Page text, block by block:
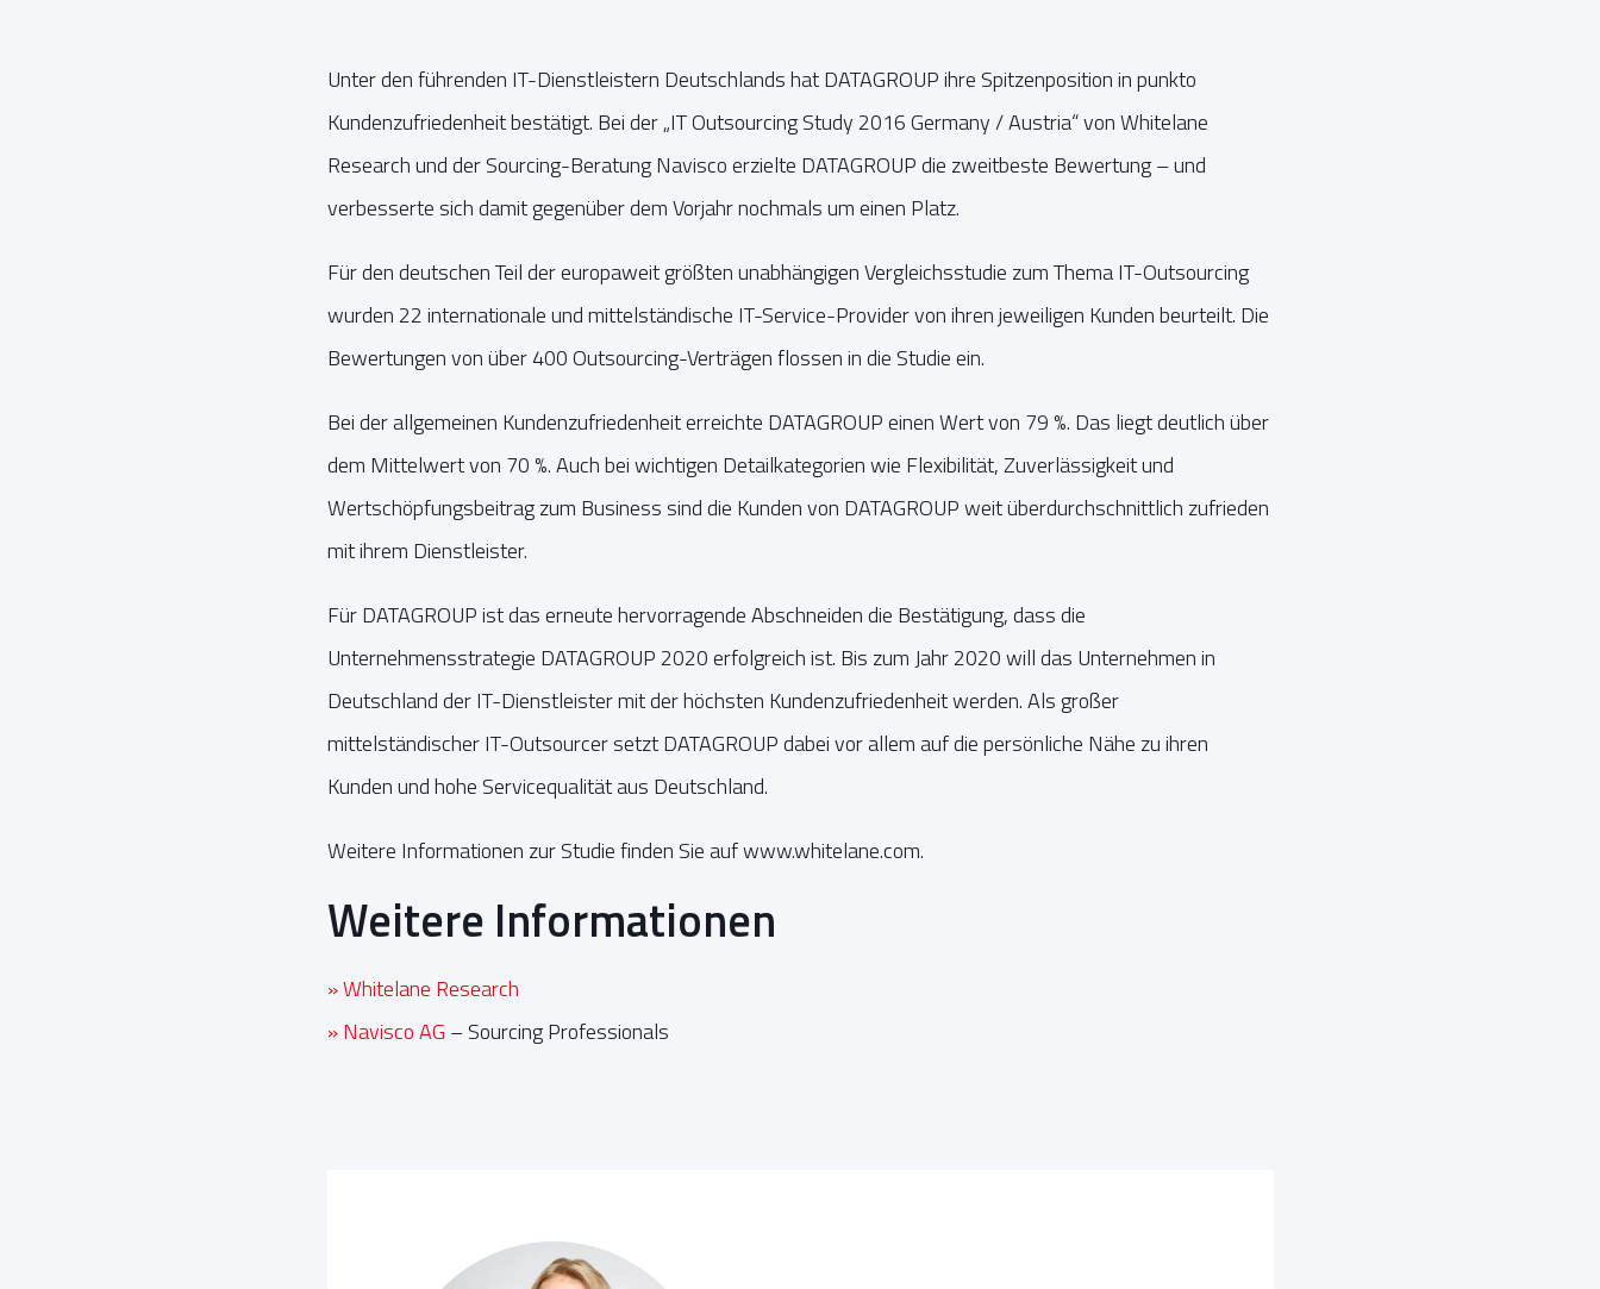
Unter den führenden IT-Dienstleistern Deutschlands hat DATAGROUP ihre Spitzenposition in punkto
Kundenzufriedenheit bestätigt. Bei der „IT Outsourcing Study 2016 Germany / Austria“ von Whitelane
Research und der Sourcing-Beratung Navisco erzielte DATAGROUP die zweitbeste Bewertung – und
verbesserte sich damit gegenüber dem Vorjahr nochmals um einen Platz.
Für den deutschen Teil der europaweit größten unabhängigen Vergleichsstudie zum Thema IT-Outsourcing
wurden 22 internationale und mittelständische IT-Service-Provider von ihren jeweiligen Kunden beurteilt. Die
Bewertungen von über 400 Outsourcing-Verträgen flossen in die Studie ein.
Bei der allgemeinen Kundenzufriedenheit erreichte DATAGROUP einen Wert von 79 %. Das liegt deutlich über
dem Mittelwert von 70 %. Auch bei wichtigen Detailkategorien wie Flexibilität, Zuverlässigkeit und
Wertschöpfungsbeitrag zum Business sind die Kunden von DATAGROUP weit überdurchschnittlich zufrieden
mit ihrem Dienstleister.
Für DATAGROUP ist das erneute hervorragende Abschneiden die Bestätigung, dass die
Unternehmensstrategie DATAGROUP 2020 erfolgreich ist. Bis zum Jahr 2020 will das Unternehmen in
Deutschland der IT-Dienstleister mit der höchsten Kundenzufriedenheit werden. Als großer
mittelständischer IT-Outsourcer setzt DATAGROUP dabei vor allem auf die persönliche Nähe zu ihren
Kunden und hohe Servicequalität aus Deutschland.
Weitere Informationen zur Studie finden Sie auf www.whitelane.com.
Weitere Informationen
» Whitelane Research
» Navisco AG – Sourcing Professionals